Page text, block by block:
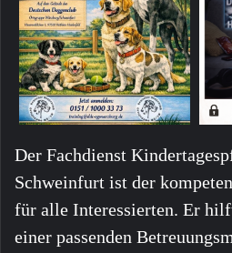
Der Fachdienst
Schweinfurt ist der
für alle Interessierten. Er
einer passenden